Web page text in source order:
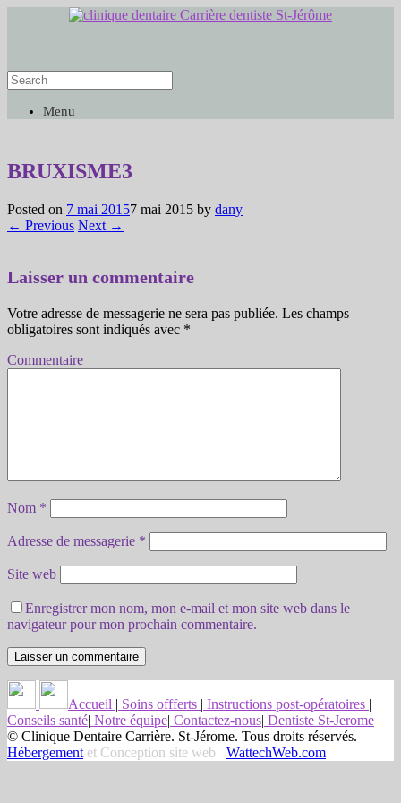
Menu
BRUXISME3
Posted on 7 mai 20157 mai 2015 by dany
← Previous Next →
Laisser un commentaire
Votre adresse de messagerie ne sera pas publiée. Les champs
obligatoires sont indiqués avec *
Commentaire
Nom *
Adresse de messagerie *
Site web
Enregistrer mon nom, mon e-mail et mon site web dans le
navigateur pour mon prochain commentaire.
Accueil | Soins offferts | Instructions post-opératoires |
Conseils santé| Notre équipe| Contactez-nous| Dentiste St-Jerome
© Clinique Dentaire Carrière. St-Jérome. Tous droits réservés.
Hébergement et Conception site web WattechWeb.com